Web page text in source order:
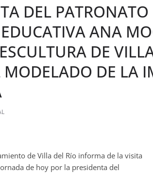
DEL
ANA
DE
MODELADO DE LA
de Villa del Río informa de la visita
de hoy por la presidenta del